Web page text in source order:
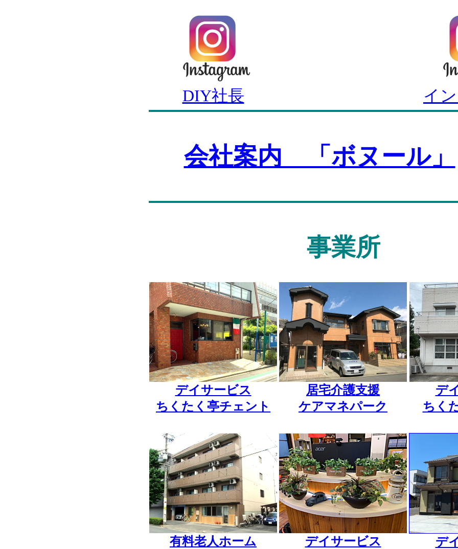
DIY社長 イ
会社案内 「ボヌール」
事業所
デイサービス
ちくたく亭チェント
居宅介護支援
ケアマネパーク
デ
ちく
有料老人ホーム
デイサービス
デ